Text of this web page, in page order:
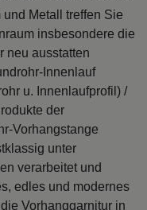
Metall treffen Sie
insbesondere die
neu ausstatten
Innenlauf
u. Innenlaufprofil) /
der
Vorhangstange
unter
verarbeitet und
edles und modernes
Vorhanggarnitur in